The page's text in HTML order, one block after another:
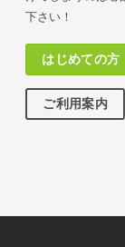
下さい！
はじめての方
ご利用案内